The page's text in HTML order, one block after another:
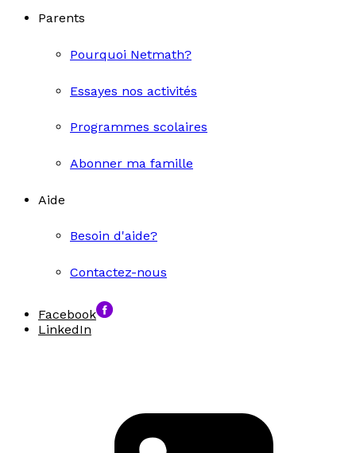
Parents
Pourquoi Netmath?
Essayes nos activités
Programmes scolaires
Abonner ma famille
Aide
Besoin d'aide?
Contactez-nous
Facebook
LinkedIn